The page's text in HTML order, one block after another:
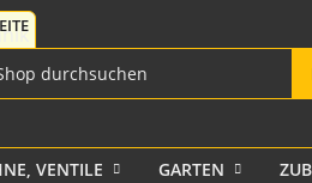
VENTILE GARTEN